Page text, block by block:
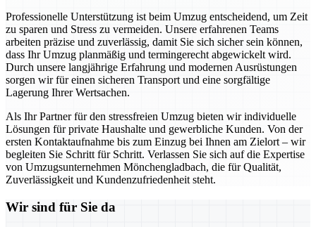
Professionelle Unterstützung ist beim Umzug entscheidend, um Zeit
zu sparen und Stress zu vermeiden. Unsere erfahrenen Teams
arbeiten präzise und zuverlässig, damit Sie sich sicher sein können,
dass Ihr Umzug planmäßig und termingerecht abgewickelt wird.
Durch unsere langjährige Erfahrung und modernen Ausrüstungen
sorgen wir für einen sicheren Transport und eine sorgfältige
Lagerung Ihrer Wertsachen.
Als Ihr Partner für den stressfreien Umzug bieten wir individuelle
Lösungen für private Haushalte und gewerbliche Kunden. Von der
ersten Kontaktaufnahme bis zum Einzug bei Ihnen am Zielort – wir
begleiten Sie Schritt für Schritt. Verlassen Sie sich auf die Expertise
von Umzugsunternehmen Mönchengladbach, die für Qualität,
Zuverlässigkeit und Kundenzufriedenheit steht.
Wir sind für Sie da